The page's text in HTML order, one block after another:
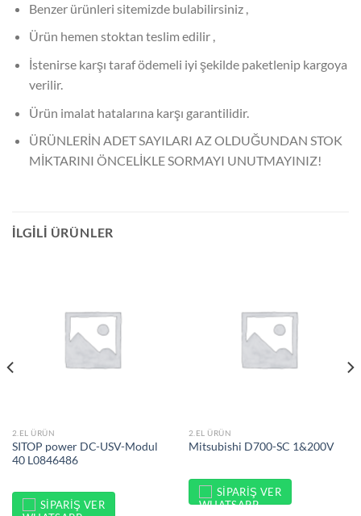
Benzer ürünleri sitemizde bulabilirsiniz ,
Ürün hemen stoktan teslim edilir ,
İstenirse karşı taraf ödemeli iyi şekilde paketlenip kargoya
verilir.
Ürün imalat hatalarına karşı garantilidir.
ÜRÜNLERİN ADET SAYILARI AZ OLDUĞUNDAN STOK
MİKTARINI ÖNCELİKLE SORMAYI UNUTMAYINIZ!
İLGILI ÜRÜNLER
2.EL ÜRÜN
SITOP power DC-USV-Modul
40 L0846486
SIPARIŞ VER
2.EL ÜRÜN
Mitsubishi D700-SC 1&200V
SIPARIŞ VER